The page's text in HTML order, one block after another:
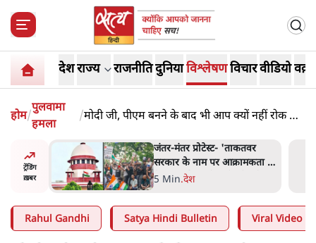
देशराज्य राजनीतिदुनियाविश्लेषणविचारवीडियो
होम/
पुलवामा
हमला
/मोदी जी, पीएम बनने के बाद भी आप क्यों नहीं रोक पाए
ट्रेंडिंग
ख़बर
न
सुने':
जंतर मंतर प्रोटेस्ट: 'युवाओं को
प्रताड़ित किया जा रहा है, पर मोदी-
शाह में बोलने की हिम्मत नहीं'-
7 Min.देश
Rahul Gandhi Satya Hindi Bulletin Viral Video